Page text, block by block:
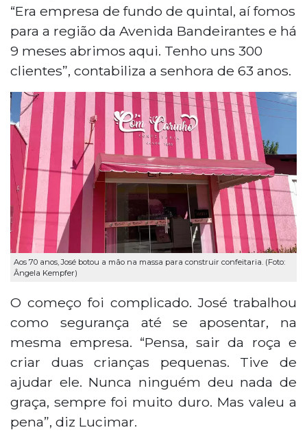
“Era empresa de fundo de quintal, aí fomos
para a região da Avenida Bandeirantes e há
9 meses abrimos aqui. Tenho uns 300
clientes”, contabiliza a senhora de 63 anos.
Aos 70 anos, José botou a mão na massa para construir confeitaria. (Foto:
Ângela Kempfer)
O começo foi complicado. José trabalhou
como segurança até se aposentar, na
mesma empresa. “Pensa, sair da roça e
criar duas crianças pequenas. Tive de
ajudar ele. Nunca ninguém deu nada de
graça, sempre foi muito duro. Mas valeu a
pena”, diz Lucimar.